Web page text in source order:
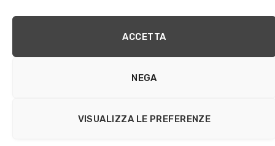
ACCETTA
NEGA
VISUALIZZA LE PREFERENZE
REPORT